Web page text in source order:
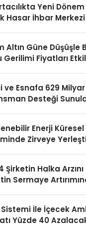
Yeni Dönem
Hasar İhbar
Altın Güne Düşüşle
Gerilimi Fiyatları
ve Esnafa 629 Milyar
Desteği
Enerji
Zirveye
Şirketin Halka
Sermaye
Sistemi İle İçecek
Yüzde 40